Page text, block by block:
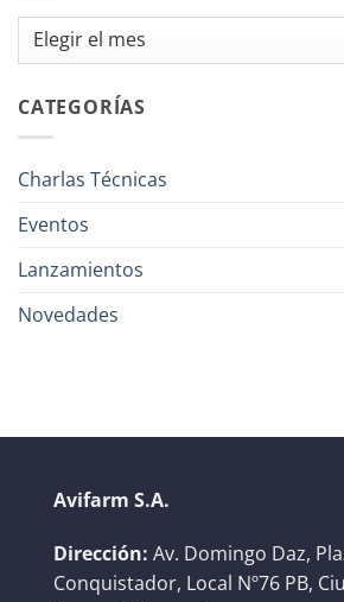
Archivos
CATEGORÍAS
Charlas Técnicas
Eventos
Lanzamientos
Novedades
Avifarm S.A.
Dirección: Av. Domingo Daz,
Conquistador, Local Nº76 PB,